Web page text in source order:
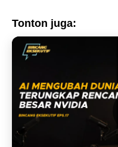
Tonton juga: